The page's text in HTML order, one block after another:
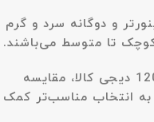
اینورتر و دوگانه سرد و گرم
تا متوسط می‌باشند.
هنگام بررسی قیمت کولر گازی 12000 دیجی کالا، مقایسه
به انتخاب مناسب‌تر کمک